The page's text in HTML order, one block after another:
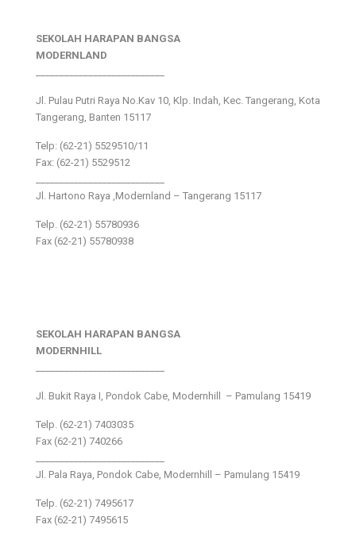
SEKOLAH HARAPAN BANGSA
MODERNLAND
Jl. Pulau Putri Raya No.Kav 10, Klp. Indah, Kec. Tangerang, Kota
Tangerang, Banten 15117
Telp: (62-21) 5529510/11
Fax: (62-21) 5529512
Jl. Hartono Raya ,Modernland – Tangerang 15117
Telp. (62-21) 55780936
Fax (62-21) 55780938
SEKOLAH HARAPAN BANGSA
MODERNHILL
Jl. Bukit Raya I, Pondok Cabe, Modernhill – Pamulang 15419
Telp. (62-21) 7403035
Fax (62-21) 740266
Jl. Pala Raya, Pondok Cabe, Modernhill – Pamulang 15419
Telp. (62-21) 7495617
Fax (62-21) 7495615